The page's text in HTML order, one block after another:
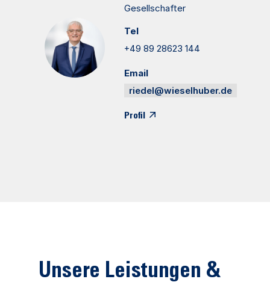
Unsere Leistungen &
Gesellschafter
Tel
+49 89 28623 144
Email
riedel@wieselhuber.de
Profil